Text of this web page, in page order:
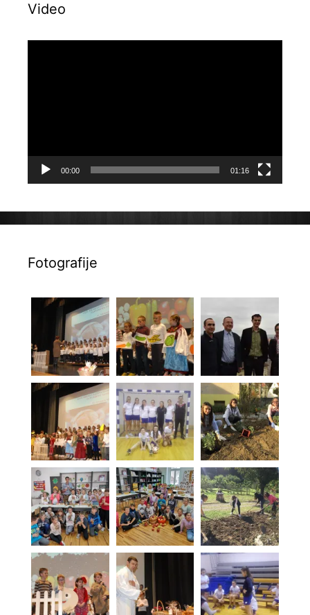
Video
00:00 01:16
Fotografije